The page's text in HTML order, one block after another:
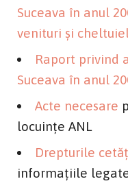
Suceava în anul
venituri şi
Raport privind
Suceava în anul
Acte necesare
locuinţe ANL
Drepturile
informaţiile